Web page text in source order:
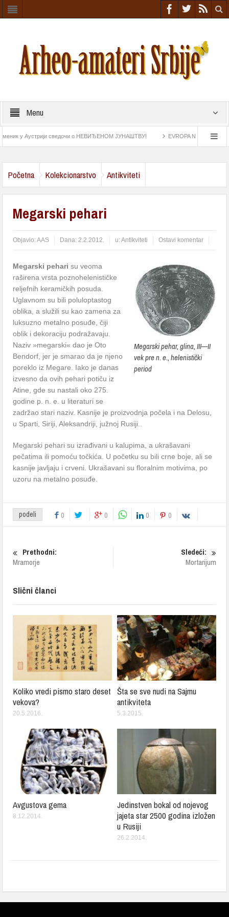
Menu
у Аустрији сведочи о НЕВИЂЕНОМ ЈУНАШТВУ! EVROPA NIŠTA SLIČNO
Početna Kolekcionarstvo Antikviteti
Megarski pehari
Objavio:AAS Dana:2.2.2012. u:Antikviteti Ostavi komentar
Megarski pehar, glina, III—II
vek pre n. e., helenistički
period
Megarski pehari su veoma
raširena vrsta poznohelenističke
reljefnih keramičkih posuda.
Uglavnom su bili poluloptastog
oblika, a služili su kao zamena za
luksuzno metalno posuđe, čiji
oblik i dekoraciju podražavaju.
Naziv »megarski« dao je Oto
Bendorf, jer je smarao da je njeno
poreklo iz Megare. Iako je danas
izvesno da ovih pehari potiču iz
Atine, gde su nastali oko 275.
godine p. n. e. u literaturi se
zadržao stari naziv. Kasnije je proizvodnja počela i na Delosu,
u Sparti, Siriji, Aleksandriji, južnoj Rusiji..
Megarski pehari su izrađivani u kalupima, a ukrašavani
pečatima ili pomoću točkića. U početku su bili crne boje, ali se
kasnije javljaju i crveni. Ukrašavani su floralnim motivima, po
uzoru na metalno posuđe.
podeli 0 0 0 0
Prethodni:
Mramorje
Sledeći:
Mortarijum
Slični članci
Koliko vredi pismo staro deset
vekova?
20.5.2016.
Šta se sve nudi na Sajmu
antikviteta
5.3.2015.
Avgustova gema
8.12.2014.
Jedinstven bokal od nojevog
jajeta star 2500 godina izložen
u Rusiji
26.2.2014.